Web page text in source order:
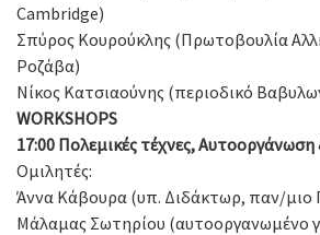
Cambridge)
Σπύρος Κουρούκλης (Πρωτοβουλία
Ροζάβα)
Νίκος Κατσιαούνης (περιοδικό
WORKSHOPS
17:00 Πολεμικές τέχνες,
Ομιλητές:
Άννα Κάβουρα (υπ. Διδάκτωρ, παν/μιο
Μάλαμας Σωτηρίου (αυτοοργανωμένο